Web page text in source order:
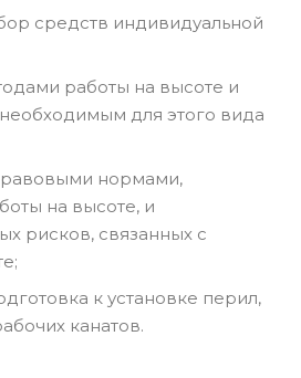
средств индивидуальной
работы на высоте и
для этого вида
нормами,
на высоте, и
рисков, связанных с
к установке перил,
канатов.